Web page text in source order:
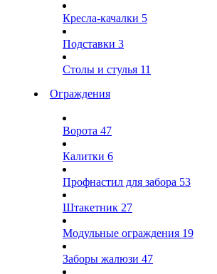
Кресла-качалки 5
Подставки 3
Столы и стулья 11
Ограждения
Ворота 47
Калитки 6
Профнастил для забора 53
Штакетник 27
Модульные ограждения 19
Заборы жалюзи 47